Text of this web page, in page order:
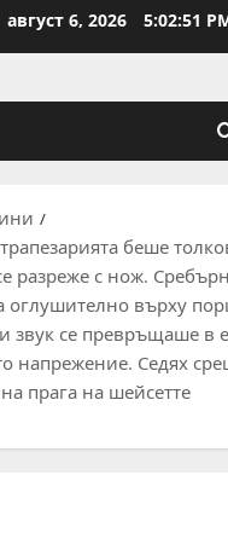
август 6, 2026 5:02:52
беше
разреже с нож.
оглушително върху
звук се превръщаше в
напрежение. Седях
прага на шейсетте